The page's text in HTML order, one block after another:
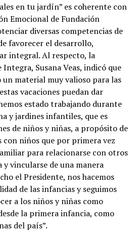
en tu jardín” es coherente con
Emocional de Fundación
diversas competencias de
favorecer el desarrollo,
integral. Al respecto, la
Susana Veas, indicó que
un material muy valioso para las
vacaciones puedan dar
estado trabajando durante
y jardines infantiles, que es
de niños y niñas, a propósito de
con niños que por primera vez
para relacionarse con otros
vincularse de una manera
el Presidente, nos hacemos
de las infancias y seguimos
a los niños y niñas como
la primera infancia, como
del país”.